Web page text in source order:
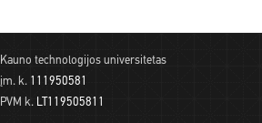
Kauno technologijos universitetas
įm. k. 111950581
PVM k. LT119505811